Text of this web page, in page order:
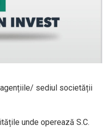
sediul societății
unde operează S.C.